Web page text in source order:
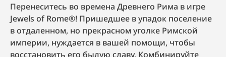
Перенеситесь во времена Древнего Рима в игре
Jewels of Rome®! Пришедшее в упадок поселение
в отдаленном, но прекрасном уголке Римской
империи, нуждается в вашей помощи, чтобы
восстановить его былую славу. Комбинируйте